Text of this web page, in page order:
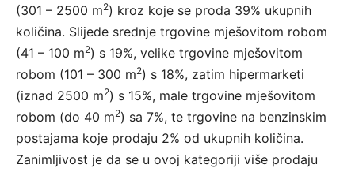
(301 – 2500 m2) kroz koje se proda 39% ukupnih
količina. Slijede srednje trgovine mješovitom robom
(41 – 100 m2) s 19%, velike trgovine mješovitom
robom (101 – 300 m2) s 18%, zatim hipermarketi
(iznad 2500 m2) s 15%, male trgovine mješovitom
robom (do 40 m2) sa 7%, te trgovine na benzinskim
postajama koje prodaju 2% od ukupnih količina.
Zanimljivost je da se u ovoj kategoriji više prodaju